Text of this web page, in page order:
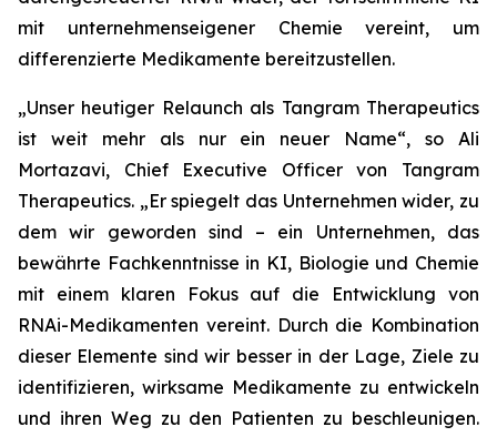
mit unternehmenseigener Chemie vereint, um
differenzierte Medikamente bereitzustellen.
„Unser heutiger Relaunch als Tangram Therapeutics
ist weit mehr als nur ein neuer Name“, so Ali
Mortazavi, Chief Executive Officer von Tangram
Therapeutics. „Er spiegelt das Unternehmen wider, zu
dem wir geworden sind – ein Unternehmen, das
bewährte Fachkenntnisse in KI, Biologie und Chemie
mit einem klaren Fokus auf die Entwicklung von
RNAi-Medikamenten vereint. Durch die Kombination
dieser Elemente sind wir besser in der Lage, Ziele zu
identifizieren, wirksame Medikamente zu entwickeln
und ihren Weg zu den Patienten zu beschleunigen.